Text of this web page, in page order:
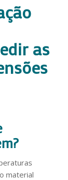
as
material